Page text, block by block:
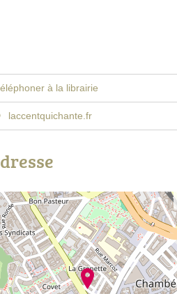
à la librairie
laccentquichante.fr